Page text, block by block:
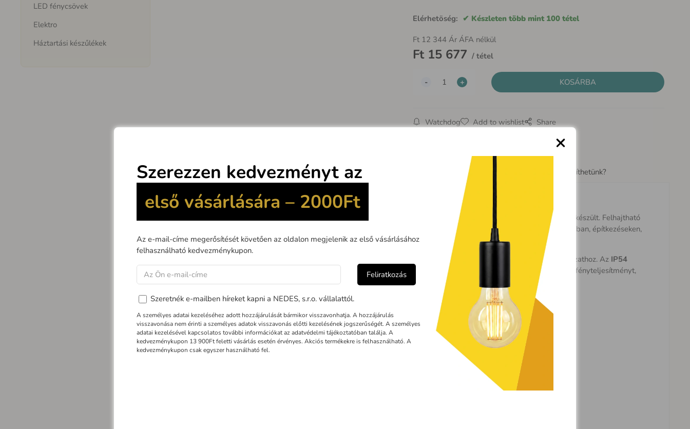
LED fénycsövek
Elektro
Háztartási készűlékek
Elérhetöség: Készleten több mint 100 tétel
Ft 12 344 Ár ÁFA nélkül
Ft 15 677 tétel
Watchdog Add to wishlist Share
Termék leírás Segíthetünk?
nagyobb munkaterületek beltéri és kültéri megvilágítására készült. Felhajtható
fénypaneljeinek köszönhetően széles megvilágítási szöget biztosít, ezért ideális műhelyekben, garázsokban, raktárakban, építkezéseken,
valamint különféle szerelési és szervizmunkák során.
Az újratölthető kivitel kényelmes használatot tesz lehetővé olyan helyeken is, ahol nincs hozzáférés elektromos hálózathoz. Az IP54
védettségű
strapabíró kialakítás védelmet nyújt a por és a fröccsenő víz ellen, míg a modern LED technológia nagy fényteljesítményt,
alacsony energiafogyasztást és hosszú élettartamot biztosít.
- szilárd felépítés
-akkumulátorLi-Ion 6600mAh
- 100% - 3000Lm - 2h / 50% - 1500Lm - 4h / 10% - 300Lm - 10h